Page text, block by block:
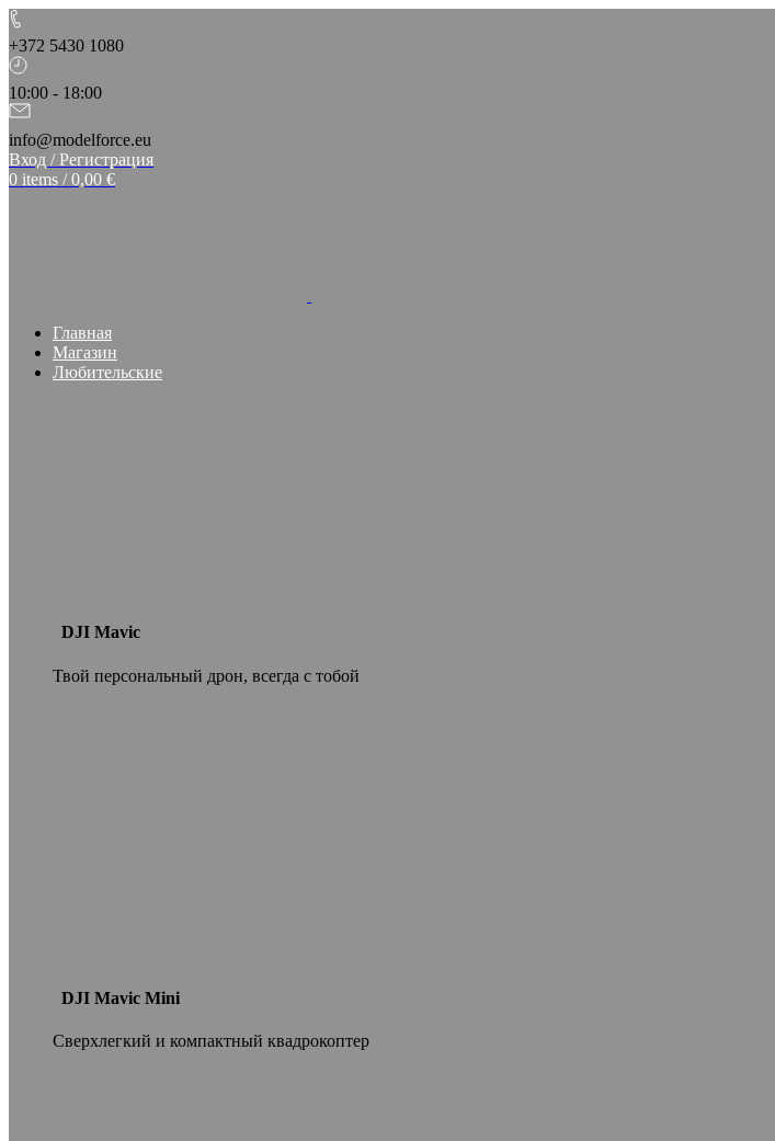
+372 5430 1080
10:00 - 18:00
info@modelforce.eu
Вход / Регистрация
0 items / 0,00 €
Главная
Магазин
Любительские
DJI Mavic
Твой персональный дрон, всегда с тобой
DJI Mavic Mini
Сверхлегкий и компактный квадрокоптер